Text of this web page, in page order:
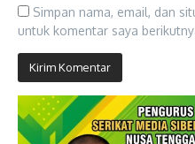
Simpan nama, email, dan
untuk komentar saya